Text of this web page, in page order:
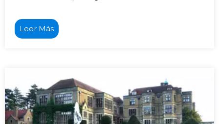
tasa de infección y para que la escuela funcione
Leer Más